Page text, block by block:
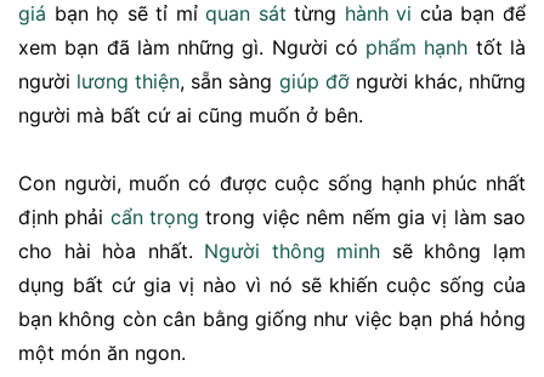
giá bạn họ sẽ tỉ mỉquan sát từng hành vi của bạn để
xem bạn đã làm những gì. Người có phẩm hạnh tốt là
người lương thiện, sẵn sàng giúp đỡngười khác, những
người mà bất cứ ai cũng muốn ở bên.
Con người, muốn có được cuộc sống hạnh phúc nhất
định phải cẩn trọng trong việc nêm nếm gia vị làm sao
cho hài hòa nhất. Người thông minh sẽ không lạm
dụng bất cứ gia vị nào vì nó sẽ khiến cuộc sống của
bạn không còn cân bằng giống như việc bạn phá hỏng
một món ăn ngon.